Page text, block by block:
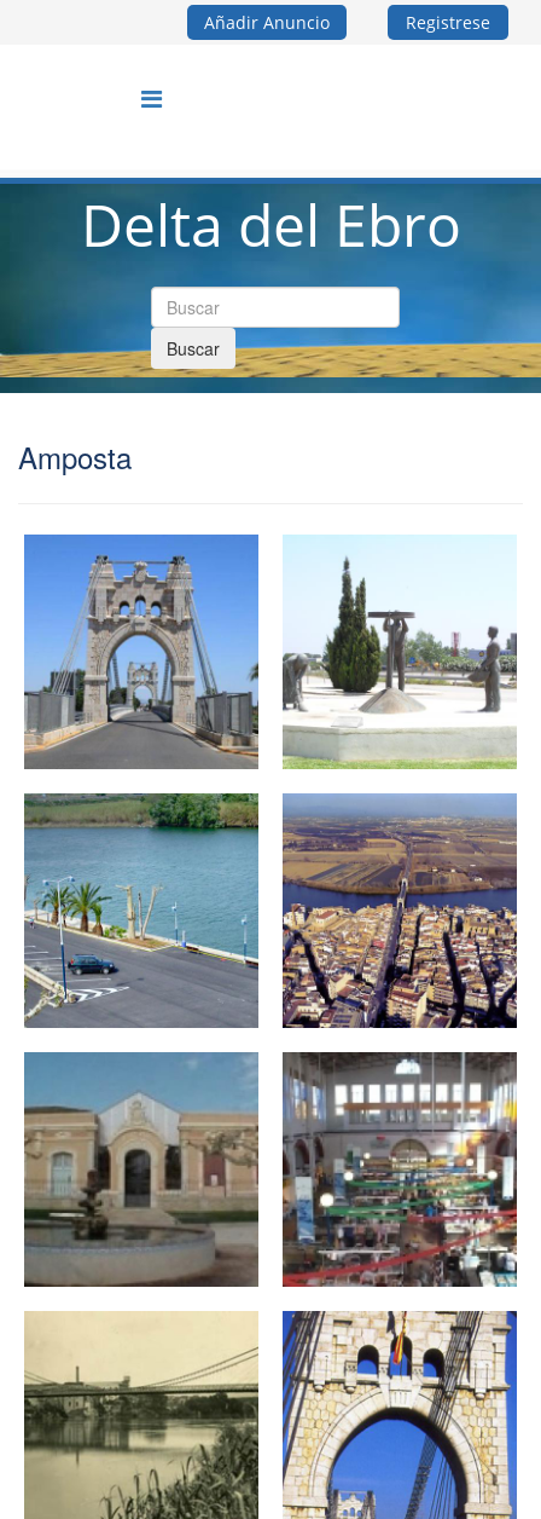
Añadir Anuncio Registrese
Delta del Ebro
Buscar
Amposta